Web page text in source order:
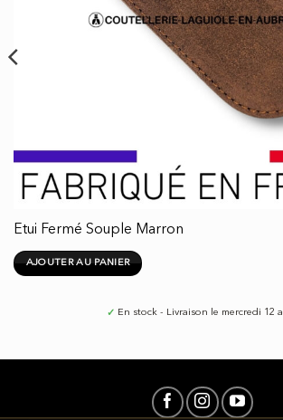
Etui Fermé Souple Marron
AJOUTER AU PANIER
✓ En stock - Livraison le mercredi 12